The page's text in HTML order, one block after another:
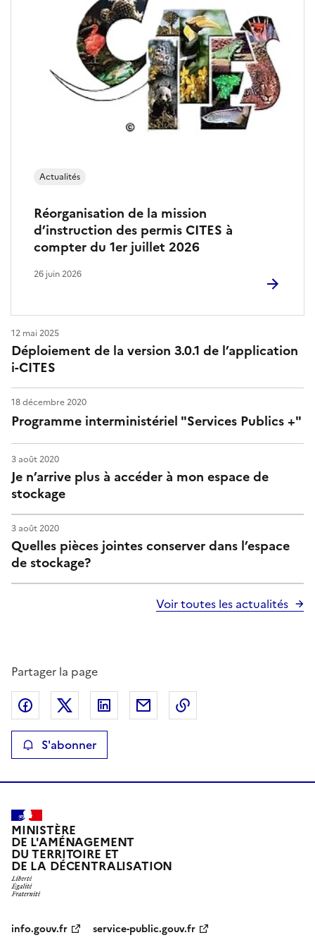
a
t
i
o
n
i
-
C
I
T
Réorganisation de la mission
d’instruction des permis CITES à
compter du 1er juillet 2026
Actualités
26 juin 2026
Déploiement de la version 3.0.1 de l’application
i-CITES
12 mai 2025
Programme interministériel "Services Publics +"
18 décembre 2020
Je n’arrive plus à accéder à mon espace de
stockage
3 août 2020
Quelles pièces jointes conserver dans l’espace
de stockage?
3 août 2020
Voir toutes les actualités
Partager la page
Partager sur Facebook
Partager sur XPartager sur LinkedIn
Partager par email
S'abonner
MINISTÈRE
DE L'AMÉNAGEMENT
DU TERRITOIRE ET
DE LA DÉCENTRALISATION
info.gouv.fr service-public.gouv.fr